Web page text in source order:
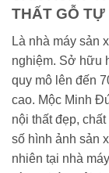
THẤT GỖ TỰ
Là nhà máy sản
nghiệm. Sở hữu
quy mô lên đến
cao. Mộc Minh
nội thất đẹp,
số hình ảnh sản
nhiên tại nhà